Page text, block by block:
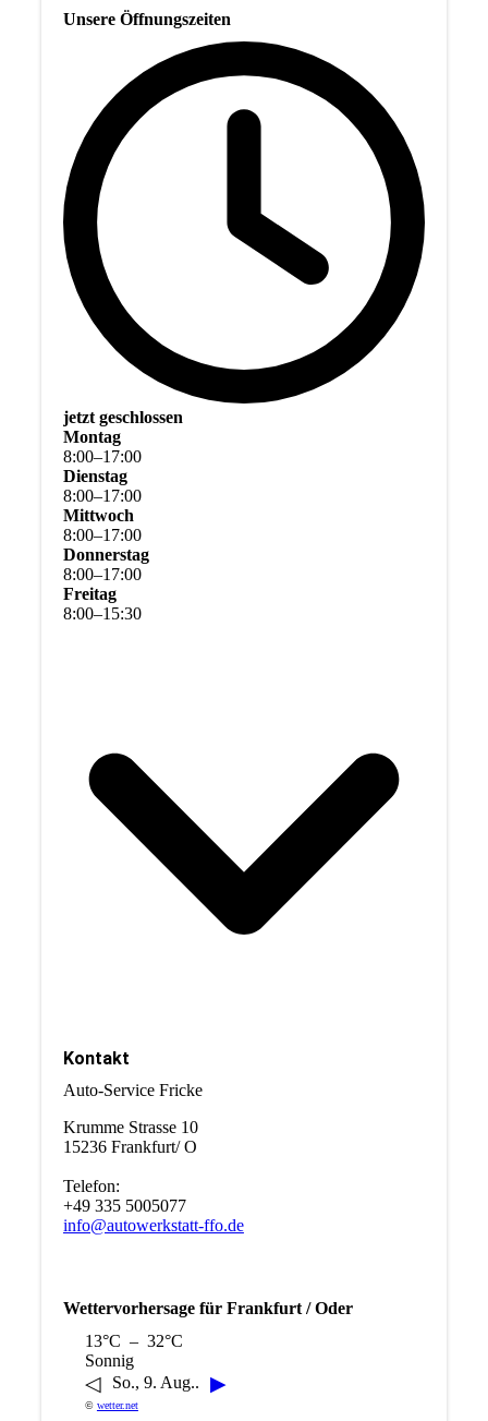
Unsere Öffnungszeiten
jetzt geschlossen
Montag
8:00–17:00
Dienstag
8:00–17:00
Mittwoch
8:00–17:00
Donnerstag
8:00–17:00
Freitag
8:00–15:30
Kontakt
Auto-Service Fricke
Krumme Strasse 10
15236 Frankfurt/ O
Telefon:
+49 335 5005077
info@autowerkstatt-ffo.de
Wettervorhersage für Frankfurt / Oder
13°C – 32°C
Sonnig
◁ So., 9. Aug.. ▶
© wetter.net